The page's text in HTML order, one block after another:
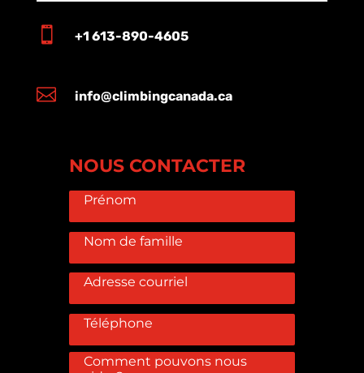
 +1 613-890-4605
 info@climbingcanada.ca
NOUS CONTACTER